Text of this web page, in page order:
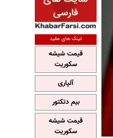
لینک های مفید
قیمت شیشه
سکوریت
آلپاری
بیم دتکتور
قیمت شیشه
سکوریت